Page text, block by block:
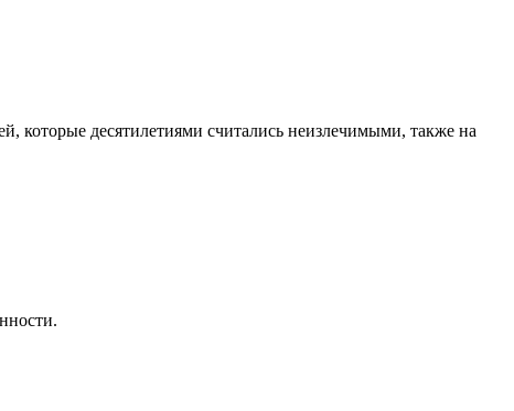
которые десятилетиями считались неизлечимыми, также на